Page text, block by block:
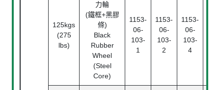
125kgs
(275
lbs)
力輪
(鐵框+黑膠
條)
Black
Rubber
Wheel
(Steel
Core)
1153-
06-
103-
1
1153-
06-
103-
2
1153-
06-
103-
4